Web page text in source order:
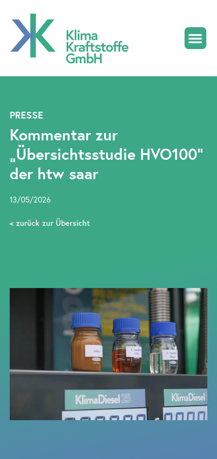
PRESSE
Kommentar zur
„Übersichtsstudie HVO100“
der htw saar
13/05/2026
< zurück zur Übersicht